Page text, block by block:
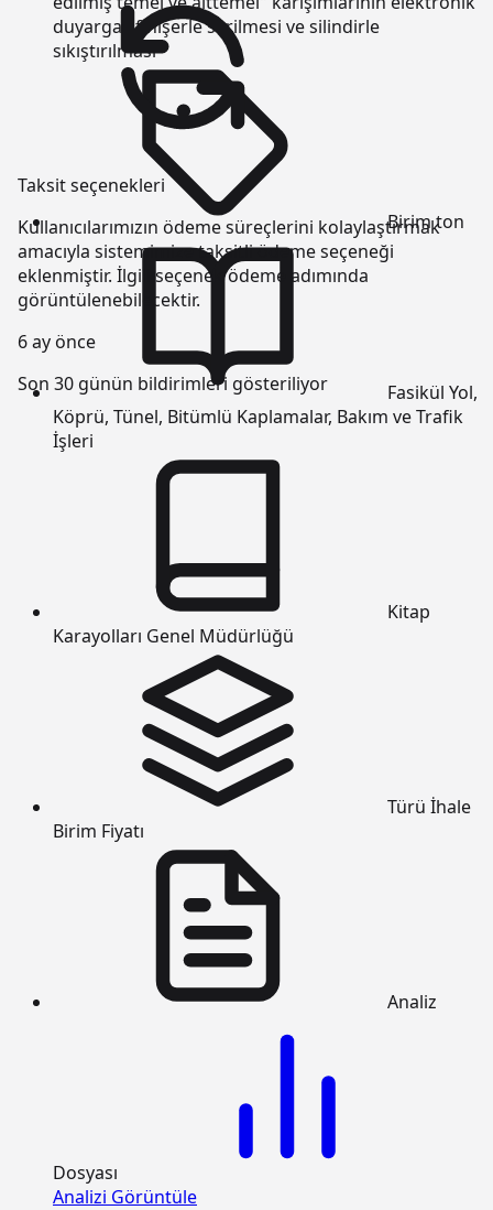
Taksit seçenekleri
Kullanıcılarımızın ödeme süreçlerini kolaylaştırmak
amacıyla sistemimize taksitli ödeme seçeneği
eklenmiştir. İlgili seçenek ödeme adımında
görüntülenebilecektir.
6 ay önce
Son 30 günün bildirimleri gösteriliyor
duyargalı finişerle serilmesi ve silindirle
sıkıştırılması
Birim ton
Fasikül Yol,
Köprü, Tünel, Bitümlü Kaplamalar, Bakım ve Trafik
İşleri
Kitap
Karayolları Genel Müdürlüğü
Türü İhale
Birim Fiyatı
Analiz
Dosyası
Analizi Görüntüle